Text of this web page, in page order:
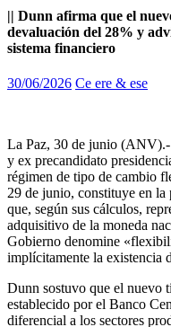
|| Dunn afirma que el
devaluación del 28% y
sistema financiero
30/06/2026 Ce ere & ese
La Paz, 30 de junio
y ex precandidato
régimen de tipo de cambio
29 de junio, constituye en
que, según sus cálculos,
adquisitivo de la moneda
Gobierno denomine
implícitamente la existencia
Dunn sostuvo que el nuevo
establecido por el Banco
diferencial a los sectores